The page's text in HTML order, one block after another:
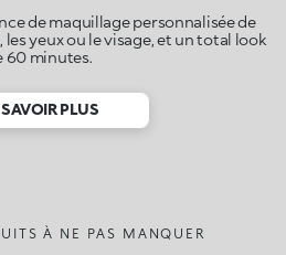
de maquillage personnalisée de
yeux ou le visage, et un total look
60 minutes.
PLUS
À NE PAS MANQUER